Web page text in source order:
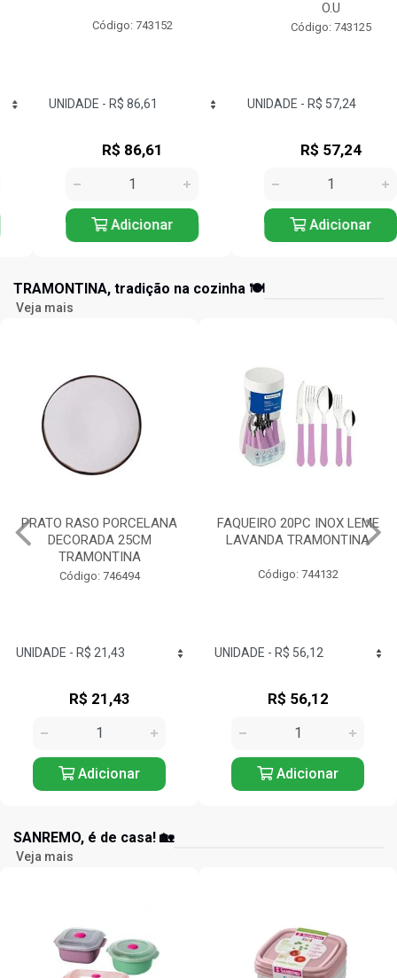
Código: 743152
R$ 86,61
Adicionar
Código: 743125
R$ 57,24
Adicionar
TRAMONTINA, tradição na cozinha 🍽️
Veja mais
FAQUEIRO 20PC INOX LEME
LAVANDA TRAMONTINA
Código: 744132
R$ 56,12
Adicionar
TIGELA REDONDA
PORCELANA 10CM
Código: 744076
R$ 26,72
Adicionar
SANREMO, é de casa! 🏡
Veja mais